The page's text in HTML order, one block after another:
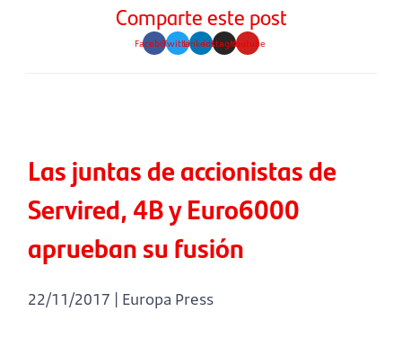
Comparte este post
FacebookTwitterLinkedinInstagramYoutube
Las juntas de accionistas de
Servired, 4B y Euro6000
aprueban su fusión
22/11/2017 | Europa Press